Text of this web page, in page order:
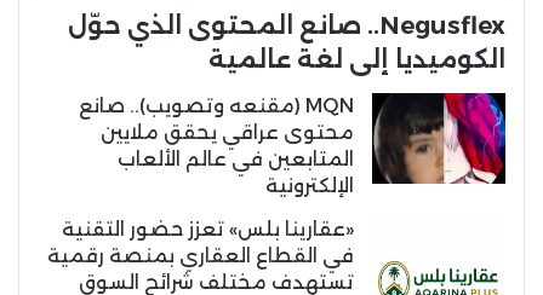
Negusflex.. صانع المحتوى الذي حوّل
الكوميديا إلى لغة عالمية
MQN (مقنعه وتصويب).. صانع
محتوى عراقي يحقق ملايين
المتابعين في عالم الألعاب
الإلكترونية
«عقارينا بلس» تعزز حضور التقنية
في القطاع العقاري بمنصة رقمية
تستهدف مختلف شرائح السوق